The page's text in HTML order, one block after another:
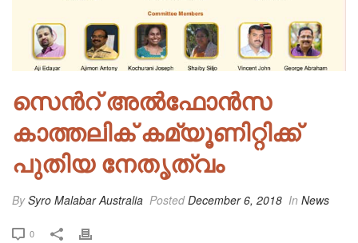
സെന്‍റ് അൽഫോൻസ
കാത്തലിക് കമ്യൂണിറ്റിക്ക്
പുതിയ നേതൃത്വം
BySyro Malabar Australia PostedDecember 6, 2018 In News
0